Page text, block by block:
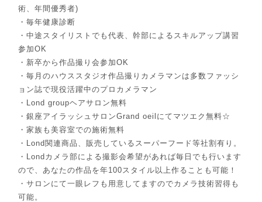
術、年間優秀者)
・毎年健康診断
・中途スタイリストでも代表、幹部によるスキルアップ講習
参加OK
・新卒から作品撮り会参加OK
・毎月のハウススタジオ作品撮りカメラマンは多数ファッシ
ョン誌で現役活躍中のプロカメラマン
・Lond groupヘアサロン無料
・銀座アイラッシュサロンGrand oeilにてマツエク無料☆
・家族も美容室での施術無料
・Lond関連商品、販売しているスーパーフード等社割有り。
・Londカメラ部による撮影会希望があれば毎日でも行います
ので、あなたの作品を年100スタイル以上作ることも可能！
・サロンにて一眼レフも用意してますのでカメラ技術習得も
可能。